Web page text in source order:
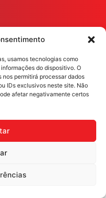
usamos tecnologias como
do dispositivo. O
permitirá processar dados
IDs exclusivos neste site. Não
afetar negativamente certos
os direitos reservados
Fast Digital 360